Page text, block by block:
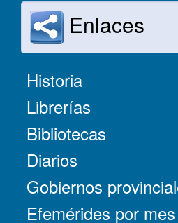
Enlaces
Historia
Librerías
Bibliotecas
Diarios
Gobiernos
Efemérides por mes